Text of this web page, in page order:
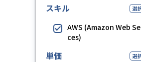
スキル 選
AWS (Amazon Web
ces)
単価 選